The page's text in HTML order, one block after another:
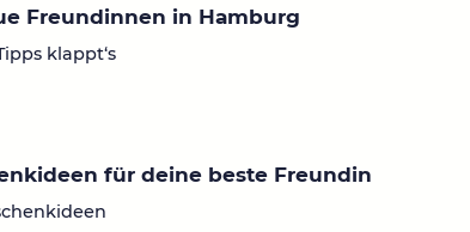
Freundinnen in Hamburg
klappt‘s
für deine beste Freundin